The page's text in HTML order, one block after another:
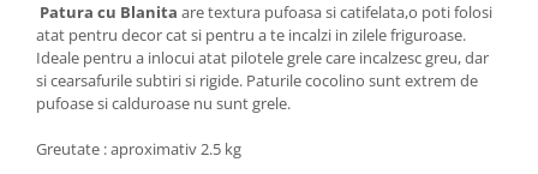
Patura cu Blanita are textura pufoasa si catifelata,o poti folosi
atat pentru decor cat si pentru a te incalzi in zilele friguroase.
Ideale pentru a inlocui atat pilotele grele care incalzesc greu, dar
si cearsafurile subtiri si rigide. Paturile cocolino sunt extrem de
pufoase si calduroase nu sunt grele.
Greutate : aproximativ 2.5 kg